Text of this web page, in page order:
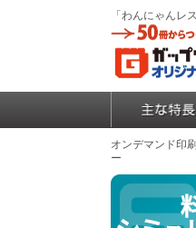
「わんにゃんレ
オンデマンド印
ー